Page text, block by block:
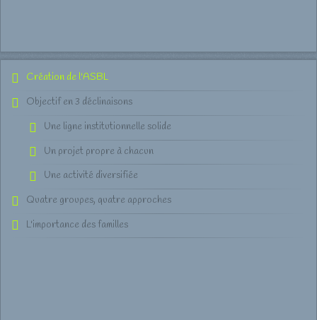
Création de l'ASBL
Objectif en 3 déclinaisons
Une ligne institutionnelle solide
Un projet propre à chacun
Une activité diversifiée
Quatre groupes, quatre approches
L'importance des familles